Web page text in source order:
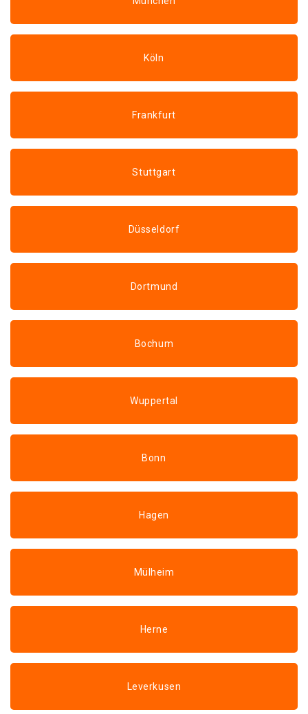
Köln
Frankfurt
Stuttgart
Düsseldorf
Dortmund
Bochum
Wuppertal
Bonn
Hagen
Mülheim
Herne
Leverkusen